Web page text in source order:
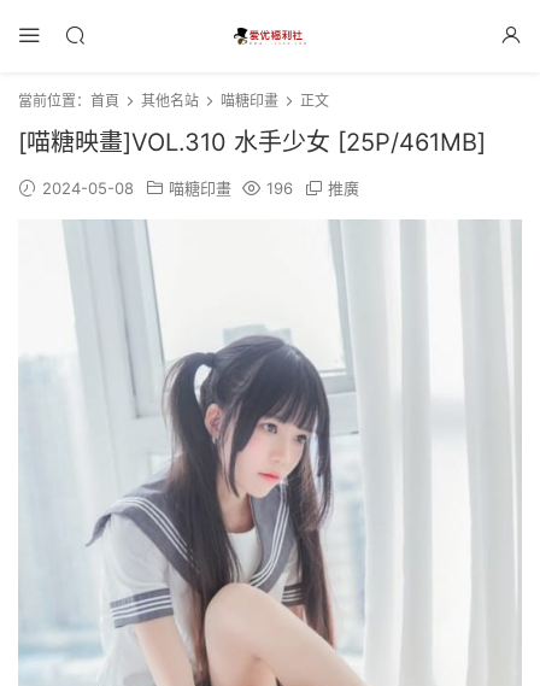
當前位置： 首頁 其他名站 喵糖印畫 正文
[喵糖映畫]VOL.310 水手少女 [25P/461MB]
2024-05-08 喵糖印畫 196 推廣